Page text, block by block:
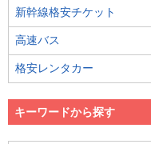
新幹線格安チケット
高速バス
格安レンタカー
キーワードから探す